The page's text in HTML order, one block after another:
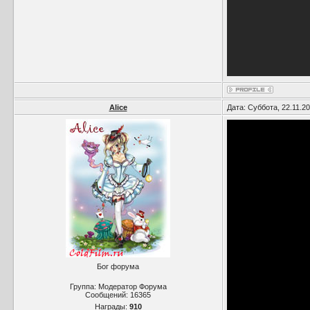
Alice Дата: Суббота,
Бог форума
Группа: Модератор Форума
Сообщений: 16365
Награды: 910